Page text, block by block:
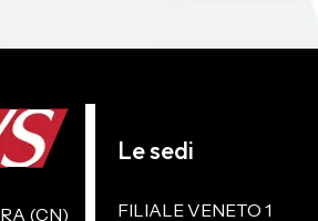
(CN)
Le sedi
FILIALE VENETO 1